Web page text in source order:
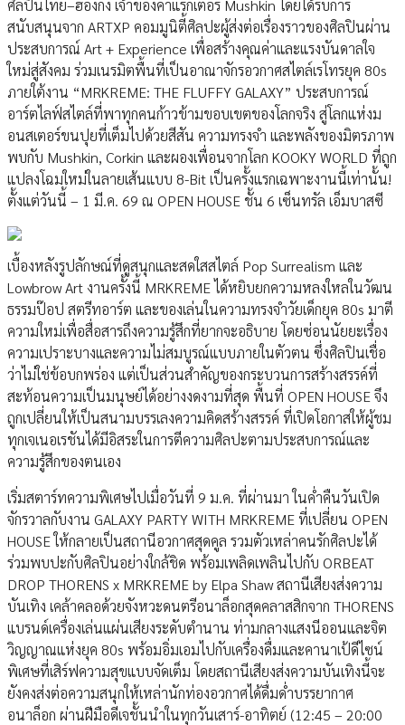
ศิลปินไทย–ฮ่องกง เจ้าของคาแรกเตอร์ Mushkin โดยได้รับการ
สนับสนุนจาก ARTXP คอมมูนิตี้ศิลปะผู้ส่งต่อเรื่องราวของศิลปินผ่าน
ประสบการณ์ Art + Experience เพื่อสร้างคุณค่าและแรงบันดาลใจ
ใหม่สู่สังคม ร่วมเนรมิตพื้นที่เป็นอาณาจักรอวกาศสไตล์เรโทรยุค 80s
ภายใต้งาน “MRKREME: THE FLUFFY GALAXY” ประสบการณ์
อาร์ตไลฟ์สไตล์ที่พาทุกคนก้าวข้ามขอบเขตของโลกจริง สู่โลกแห่งม
อนสเตอร์ขนปุยที่เต็มไปด้วยสีสัน ความทรงจำ และพลังของมิตรภาพ
พบกับ Mushkin, Corkin และผองเพื่อนจากโลก KOOKY WORLD ที่ถูก
แปลงโฉมใหม่ในลายเส้นแบบ 8-Bit เป็นครั้งแรกเฉพาะงานนี้เท่านั้น!
ตั้งแต่วันนี้ – 1 มี.ค. 69 ณ OPEN HOUSE ชั้น 6 เซ็นทรัล เอ็มบาสซี
เบื้องหลังรูปลักษณ์ที่ดูสนุกและสดใสสไตล์ Pop Surrealism และ
Lowbrow Art งานครั้งนี้ MRKREME ได้หยิบยกความหลงใหลในวัฒน
ธรรมป๊อป สตรีทอาร์ต และของเล่นในความทรงจำวัยเด็กยุค 80s มาตี
ความใหม่เพื่อสื่อสารถึงความรู้สึกที่ยากจะอธิบาย โดยซ่อนนัยยะเรื่อง
ความเปราะบางและความไม่สมบูรณ์แบบภายในตัวตน ซึ่งศิลปินเชื่อ
ว่าไม่ใช่ข้อบกพร่อง แต่เป็นส่วนสำคัญของกระบวนการสร้างสรรค์ที่
สะท้อนความเป็นมนุษย์ได้อย่างงดงามที่สุด พื้นที่ OPEN HOUSE จึง
ถูกเปลี่ยนให้เป็นสนามบรรเลงความคิดสร้างสรรค์ ที่เปิดโอกาสให้ผู้ชม
ทุกเจเนอเรชันได้มีอิสระในการตีความศิลปะตามประสบการณ์และ
ความรู้สึกของตนเอง
เริ่มสตาร์ทความพิเศษไปเมื่อวันที่ 9 ม.ค. ที่ผ่านมา ในค่ำคืนวันเปิด
จักรวาลกับงาน GALAXY PARTY WITH MRKREME ที่เปลี่ยน OPEN
HOUSE ให้กลายเป็นสถานีอวกาศสุดคูล รวมตัวเหล่าคนรักศิลปะได้
ร่วมพบปะกับศิลปินอย่างใกล้ชิด พร้อมเพลิดเพลินไปกับ ORBEAT
DROP THORENS x MRKREME by Elpa Shaw สถานีเสียงส่งความ
บันเทิง เคล้าคลอด้วยจังหวะดนตรีอนาล็อกสุดคลาสสิกจาก THORENS
แบรนด์เครื่องเล่นแผ่นเสียงระดับตำนาน ท่ามกลางแสงนีออนและจิต
วิญญาณแห่งยุค 80s พร้อมอิ่มเอมไปกับเครื่องดื่มและคานาเป้ดีไซน์
พิเศษที่เสิร์ฟความสุขแบบจัดเต็ม โดยสถานีเสียงส่งความบันเทิงนี้จะ
ยังคงส่งต่อความสนุกให้เหล่านักท่องอวกาศได้ดื่มด่ำบรรยากาศ
อนาล็อก ผ่านฝีมือดีเจชั้นนำในทุกวันเสาร์-อาทิตย์ (12:45 – 20:00